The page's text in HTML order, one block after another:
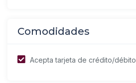
Comodidades
Acepta tarjeta de crédito/débito